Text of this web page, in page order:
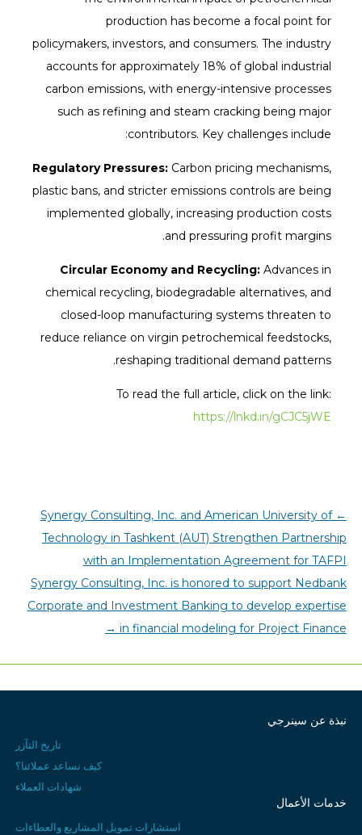
production has become a focal point for
policymakers, investors, and consumers. The industry
accounts for approximately 18% of global industrial
carbon emissions, with energy-intensive processes
such as refining and steam cracking being major
contributors. Key challenges include:
Regulatory Pressures: Carbon pricing mechanisms,
plastic bans, and stricter emissions controls are being
implemented globally, increasing production costs
and pressuring profit margins.
Circular Economy and Recycling: Advances in
chemical recycling, biodegradable alternatives, and
closed-loop manufacturing systems threaten to
reduce reliance on virgin petrochemical feedstocks,
reshaping traditional demand patterns.
To read the full article, click on the link:
https://lnkd.in/gCJC5jWE
←
Synergy Consulting, Inc. and American University of
Technology in Tashkent (AUT) Strengthen Partnership
with an Implementation Agreement for TAFPI
Synergy Consulting, Inc. is honored to support Nedbank
Corporate and Investment Banking to develop expertise
in financial modeling for Project Finance
→
نبذة عن سينرجي
تاريخ التآزر
كيف نساعد عملائنا؟
شهادات العملاء
خدمات الأعمال
استشارات تمويل المشاريع والعطاءات